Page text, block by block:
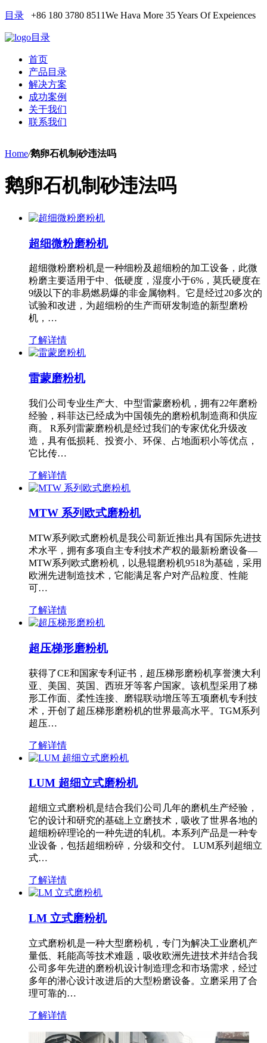
目录 +86 180 3780 8511We Hava More 35 Years Of Expeiences
目录
首页
产品目录
解决方案
成功案例
关于我们
联系我们
Home/鹅卵石机制砂违法吗
鹅卵石机制砂违法吗
超细微粉磨粉机
超细微粉磨粉机是一种细粉及超细粉的加工设备，此微
粉磨主要适用于中、低硬度，湿度小于6%，莫氏硬度在
9级以下的非易燃易爆的非金属物料。它是经过20多次的
试验和改进，为超细粉的生产而研发制造的新型磨粉
机，…
了解详情
雷蒙磨粉机
我们公司专业生产大、中型雷蒙磨粉机，拥有22年磨粉
经验，科菲达已经成为中国领先的磨粉机制造商和供应
商。 R系列雷蒙磨粉机是经过我们的专家优化升级改
造，具有低损耗、投资小、环保、占地面积小等优点，
它比传…
了解详情
MTW 系列欧式磨粉机
MTW系列欧式磨粉机是我公司新近推出具有国际先进技
术水平，拥有多项自主专利技术产权的最新粉磨设备—
MTW系列欧式磨粉机，以悬辊磨粉机9518为基础，采用
欧洲先进制造技术，它能满足客户对产品粒度、性能
可…
了解详情
超压梯形磨粉机
获得了CE和国家专利证书，超压梯形磨粉机享誉澳大利
亚、美国、英国、西班牙等客户国家。该机型采用了梯
形工作面、柔性连接、磨辊联动增压等五项磨机专利技
术，开创了超压梯形磨粉机的世界最高水平。TGM系列
超压…
了解详情
LUM 超细立式磨粉机
超细立式磨粉机是结合我们公司几年的磨机生产经验，
它的设计和研究的基础上立磨技术，吸收了世界各地的
超细粉碎理论的一种先进的轧机。本系列产品是一种专
业设备，包括超细粉碎，分级和交付。 LUM系列超细立
式…
了解详情
LM 立式磨粉机
立式磨粉机是一种大型磨粉机，专门为解决工业磨机产
量低、耗能高等技术难题，吸收欧洲先进技术并结合我
公司多年先进的磨粉机设计制造理念和市场需求，经过
多年的潜心设计改进后的大型粉磨设备。立磨采用了合
理可靠的…
了解详情